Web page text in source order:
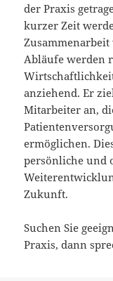
der Praxis
kurzer Zeit
Abläufe werden
anziehend. Er
Mitarbeiter an,
ermöglichen.
persönliche und
Zukunft.
Suchen Sie
Praxis, dann